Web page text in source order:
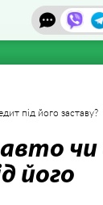
під його заставу?
чи
його